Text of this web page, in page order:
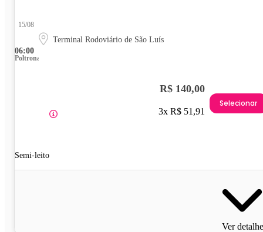
06:00
15/08
Terminal Rodoviário de São Luís
Poltrona
Semi-leito
R$ 140,00
3x R$ 51,91
Selecionar
Ver